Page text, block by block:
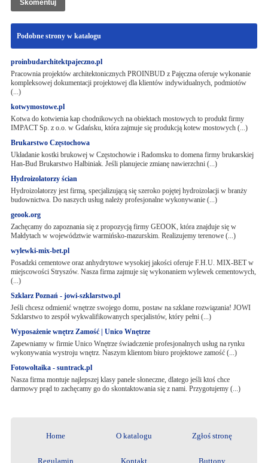
Podobne strony w katalogu
proinbudarchitektpajeczno.pl
Pracownia projektów architektonicznych PROINBUD z Pajęczna oferuje wykonanie
kompleksowej dokumentacji projektowej dla klientów indywidualnych, podmiotów
(...)
kotwymostowe.pl
Kotwa do kotwienia kap chodnikowych na obiektach mostowych to produkt firmy
IMPACT Sp. z o.o. w Gdańsku, która zajmuje się produkcją kotew mostowych (...)
Brukarstwo Częstochowa
Układanie kostki brukowej w Częstochowie i Radomsku to domena firmy brukarskiej
Han-Bud Brukarstwo Halbiniak. Jeśli planujecie zmianę nawierzchni (...)
Hydroizolatorzy ścian
Hydroizolatorzy jest firmą, specjalizującą się szeroko pojętej hydroizolacji w branży
budownictwa. Do naszych usług należy profesjonalne wykonywanie (...)
geook.org
Zachęcamy do zapoznania się z propozycją firmy GEOOK, która znajduje się w
Małdytach w województwie warmińsko-mazurskim. Realizujemy terenowe (...)
wylewki-mix-bet.pl
Posadzki cementowe oraz anhydrytowe wysokiej jakości oferuje F.H.U. MIX-BET w
miejscowości Stryszów. Nasza firma zajmuje się wykonaniem wylewek cementowych,
(...)
Szklarz Poznań - jowi-szklarstwo.pl
Jeśli chcesz odmienić wnętrze swojego domu, postaw na szklane rozwiązania! JOWI
Szklarstwo to zespół wykwalifikowanych specjalistów, który pełni (...)
Wyposażenie wnętrz Zamość | Unico Wnętrze
Zapewniamy w firmie Unico Wnętrze świadczenie profesjonalnych usług na rynku
wykonywania wystroju wnętrz. Naszym klientom biuro projektowe zamość (...)
Fotowoltaika - suntrack.pl
Nasza firma montuje najlepszej klasy panele słoneczne, dlatego jeśli ktoś chce
darmowy prąd to zachęcamy go do skontaktowania się z nami. Przygotujemy (...)
Home O katalogu Zgłoś stronę
Regulamin Kontakt Buttony